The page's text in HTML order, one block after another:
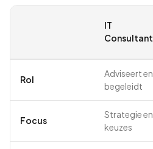
IT
Consultant
Rol
Adviseert en
begeleidt
Focus
Strategie en
keuzes